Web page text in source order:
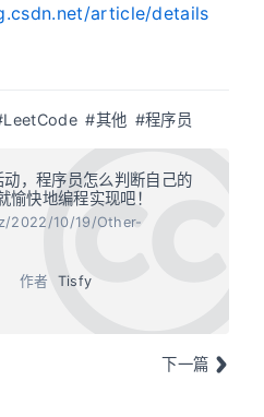
article/details
#其他 #程序员
，程序员怎么判断自己的
快地编程实现吧！
2022/10/19/Other-
作者 Tisfy
下一篇